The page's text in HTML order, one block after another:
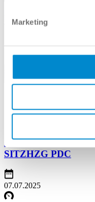
Marketing
UPE: € 46.620
Audi Q2 35 TFSI
SITZHZG PDC
07.07.2025